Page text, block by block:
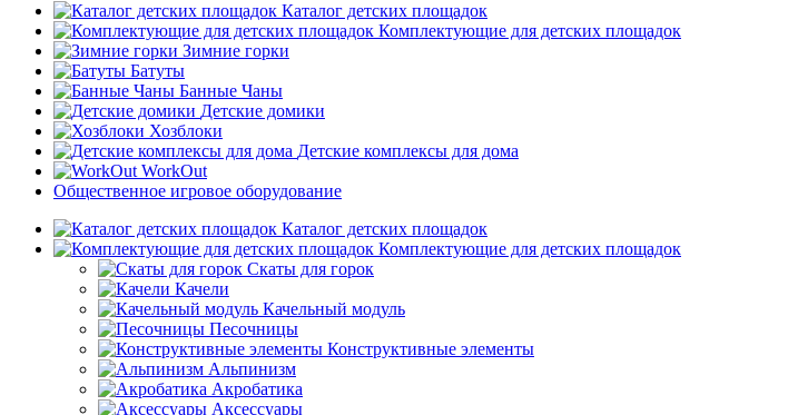
Каталог детских площадок
Комплектующие для детских площадок
Зимние горки
Батуты
Банные Чаны
Детские домики
Хозблоки
Детские комплексы для дома
WorkOut
Общественное игровое оборудование
Каталог детских площадок
Комплектующие для детских площадок
Скаты для горок
Качели
Качельный модуль
Песочницы
Конструктивные элементы
Альпинизм
Акробатика
Аксессуары